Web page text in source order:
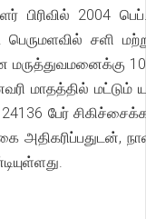
பிரிவில் 2004
சளி
மருத்துவமனைக்கு
மாதத்தில் மட்டும்
பேர்
அதிகரிப்பதுடன்,